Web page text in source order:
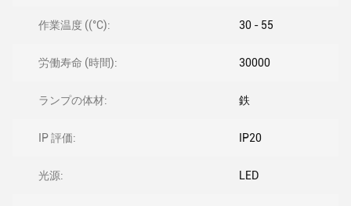
作業温度 ((°C): 30 - 55
労働寿命 (時間): 30000
ランプの体材: 鉄
IP 評価: IP20
光源: LED